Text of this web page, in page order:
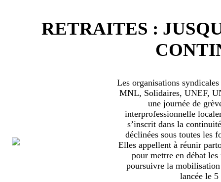
RETRAITES :
Les organisations
MNL, Solidaires, UNEF,
une journée de
interprofessionnelle
s’inscrit dans la
déclinées sous toutes les
Elles appellent à réunir
pour mettre en débat
poursuivre la
lancée le 5